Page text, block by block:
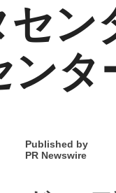
ン
ン
Published by
PR Newswire